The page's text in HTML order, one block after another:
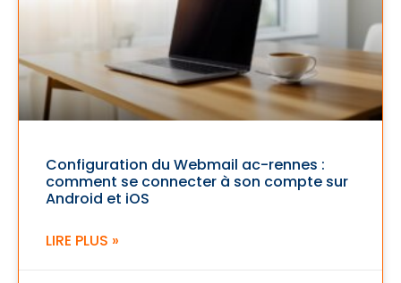
Configuration du Webmail ac-rennes :
comment se connecter à son compte sur
Android et iOS
LIRE PLUS »